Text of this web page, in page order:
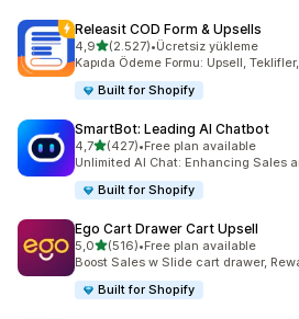
Releasit COD Form & Upsells
4,95 yıldız üzerinden
(2.527)
toplam 2527 değerlendirme
•Ücretsiz yükleme
Kapıda Ödeme Formu: Upsell,
Built for Shopify
SmartBot: Leading AI Chatbot
4,75 yıldız üzerinden
(427)
toplam 427 değerlendirme
•Free plan available
Unlimited AI Chat: Enhancing Sales
Built for Shopify
Ego Cart Drawer Cart Upsell
5,05 yıldız üzerinden
(516)
toplam 516 değerlendirme
•Free plan available
Boost Sales w Slide cart drawer,
Built for Shopify